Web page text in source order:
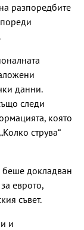
разпоредбите
данни.
следи
която
струва“
беше докладван
еврото,
съвет.
и